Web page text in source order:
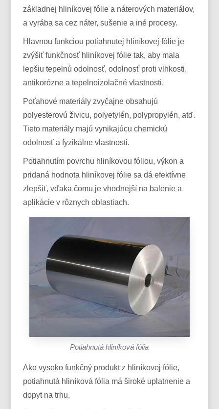
základnej hliníkovej fólie a náterových materiálov,
a vyrába sa cez náter, sušenie a iné procesy.
Hlavnou funkciou potiahnutej hliníkovej fólie je
zvýšiť funkčnosť hliníkovej fólie tak, aby mala
lepšiu tepelnú odolnosť, odolnosť proti vlhkosti,
antikorózne a tepelnoizolačné vlastnosti.
Poťahové materiály zvyčajne obsahujú
polyesterovú živicu, polyetylén, polypropylén, atď.
Tieto materiály majú vynikajúcu chemickú
odolnosť a fyzikálne vlastnosti.
Potiahnutím povrchu hliníkovou fóliou, výkon a
pridaná hodnota hliníkovej fólie sa dá efektívne
zlepšiť, vďaka čomu je vhodnejší na balenie a
aplikácie v rôznych oblastiach.
Potiahnutá hliníková fólia
Ako vysoko funkčný produkt z hliníkovej fólie,
potiahnutá hliníková fólia má široké uplatnenie a
dopyt na trhu.